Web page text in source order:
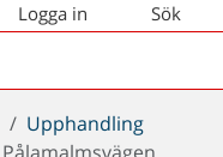
Logga in Sök
Upphandling